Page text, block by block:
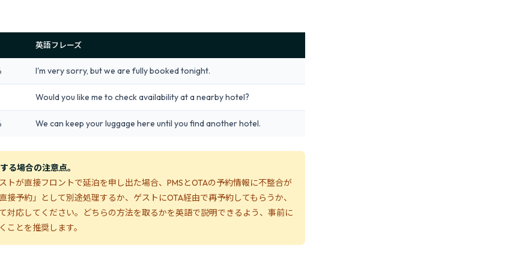
英語フレーズ
I'm very sorry, but we are fully booked tonight.
Would you like me to check availability at a nearby hotel?
We can keep your luggage here until you find another hotel.
る場合の注意点。
トが直接フロントで延泊を申し出た場合、PMSとOTAの予約情報に不整合が
接予約」として別途処理するか、ゲストにOTA経由で再予約してもらうか、
対応してください。どちらの方法を取るかを英語で説明できるよう、事前に
ことを推奨します。